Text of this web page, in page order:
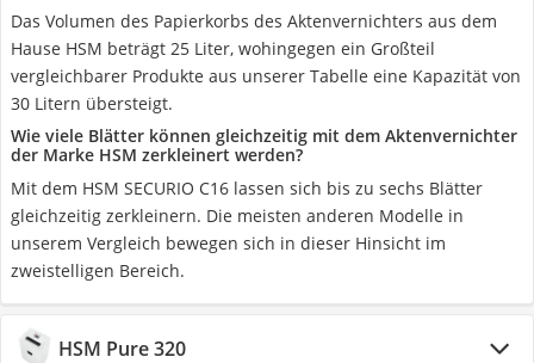
Das Volumen des Papierkorbs des Aktenvernichters aus dem
Hause HSM beträgt 25 Liter, wohingegen ein Großteil
vergleichbarer Produkte aus unserer Tabelle eine Kapazität von
30 Litern übersteigt.
Wie viele Blätter können gleichzeitig mit dem Aktenvernichter
der Marke HSM zerkleinert werden?
Mit dem HSM SECURIO C16 lassen sich bis zu sechs Blätter
gleichzeitig zerkleinern. Die meisten anderen Modelle in
unserem Vergleich bewegen sich in dieser Hinsicht im
zweistelligen Bereich.
HSM Pure 320